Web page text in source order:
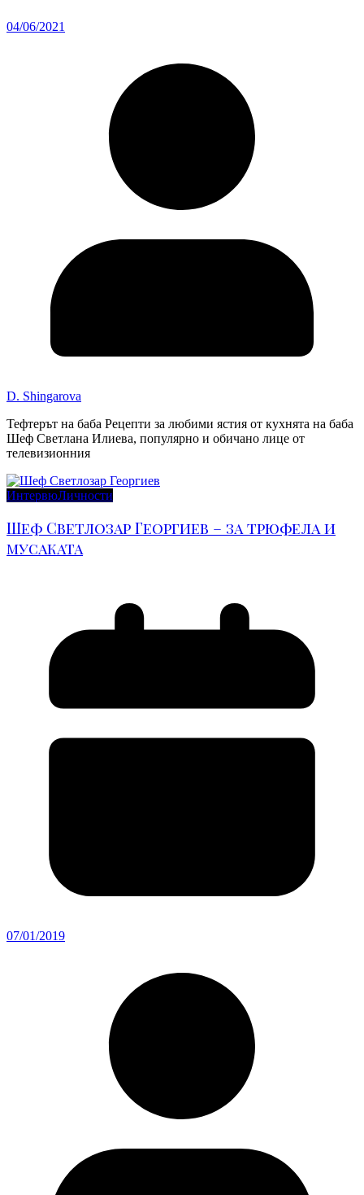
04/06/2021
D. Shingarova
Тефтерът на баба Рецепти за любими ястия от кухнята на баба
Шеф Светлана Илиева, популярно и обичано лице от
телевизионния
ИнтервюЛичности
Шеф Светлозар Георгиев – за трюфела и
мусаката
07/01/2019